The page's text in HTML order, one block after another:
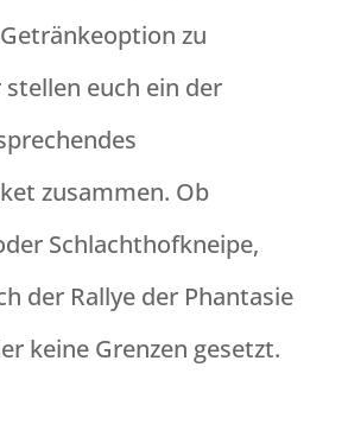
zu
euch ein der
zusammen. Ob
Schlachthofkneipe,
der Rallye der Phantasie
keine Grenzen gesetzt.